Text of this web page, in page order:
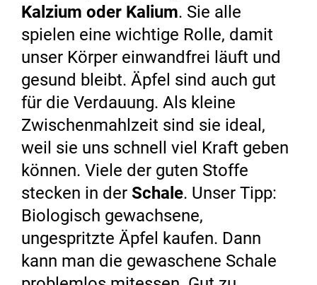
Kalzium oder Kalium. Sie alle
spielen eine wichtige Rolle, damit
unser Körper einwandfrei läuft und
gesund bleibt. Äpfel sind auch gut
für die Verdauung. Als kleine
Zwischenmahlzeit sind sie ideal,
weil sie uns schnell viel Kraft geben
können. Viele der guten Stoffe
stecken in der Schale. Unser Tipp:
Biologisch gewachsene,
ungespritzte Äpfel kaufen. Dann
kann man die gewaschene Schale